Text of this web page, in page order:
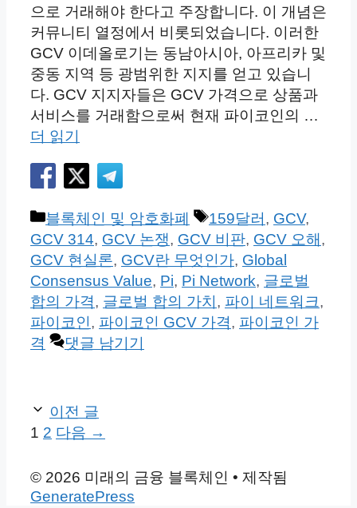
으로 거래해야 한다고 주장합니다. 이 개념은
커뮤니티 열정에서 비롯되었습니다. 이러한
GCV 이데올로기는 동남아시아, 아프리카 및
중동 지역 등 광범위한 지지를 얻고 있습니
다. GCV 지지자들은 GCV 가격으로 상품과
서비스를 거래함으로써 현재 파이코인의 …
더 읽기
카
테
고
리
블록체인 및 암호화폐
태
그
159달러, GCV,
GCV 314, GCV 논쟁, GCV 비판, GCV 오해,
GCV 현실론, GCV란 무엇인가, Global
Consensus Value, Pi, Pi Network, 글로벌
합의 가격, 글로벌 합의 가치, 파이 네트워크,
파이코인, 파이코인 GCV 가격, 파이코인 가
격
댓글 남기기
이전 글
페
지
1 페
지
2 다음 →
© 2026 미래의 금융 블록체인 • 제작됨
GeneratePress